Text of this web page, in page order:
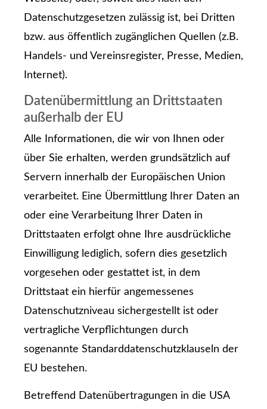
Datenschutzgesetzen zulässig ist, bei Dritten
bzw. aus öffentlich zugänglichen Quellen (z.B.
Handels- und Vereinsregister, Presse, Medien,
Internet).
Datenübermittlung an Drittstaaten
außerhalb der EU
Alle Informationen, die wir von Ihnen oder
über Sie erhalten, werden grundsätzlich auf
Servern innerhalb der Europäischen Union
verarbeitet. Eine Übermittlung Ihrer Daten an
oder eine Verarbeitung Ihrer Daten in
Drittstaaten erfolgt ohne Ihre ausdrückliche
Einwilligung lediglich, sofern dies gesetzlich
vorgesehen oder gestattet ist, in dem
Drittstaat ein hierfür angemessenes
Datenschutzniveau sichergestellt ist oder
vertragliche Verpflichtungen durch
sogenannte Standarddatenschutzklauseln der
EU bestehen.
Betreffend Datenübertragungen in die USA